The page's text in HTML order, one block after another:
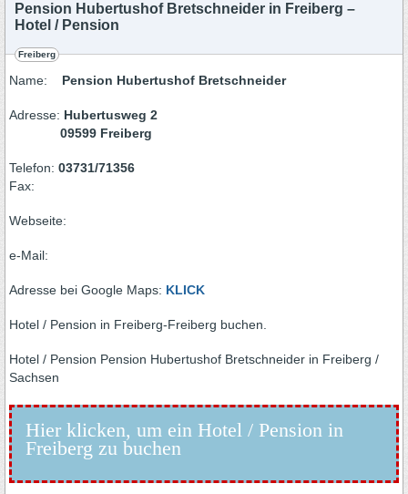
Pension Hubertushof Bretschneider in Freiberg –
Hotel / Pension
Freiberg
Name: Pension Hubertushof Bretschneider
Adresse: Hubertusweg 2
09599 Freiberg
Telefon: 03731/71356
Fax:
Webseite:
e-Mail:
Adresse bei Google Maps: KLICK
Hotel / Pension in Freiberg-Freiberg buchen.
Hotel / Pension Pension Hubertushof Bretschneider in Freiberg /
Sachsen
Hier klicken, um ein Hotel / Pension in
Freiberg zu buchen